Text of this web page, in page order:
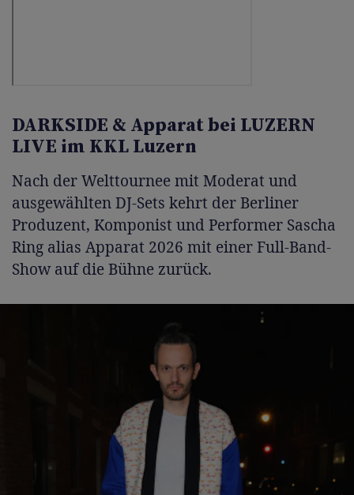
DARKSIDE & Apparat bei LUZERN
LIVE im KKL Luzern
Nach der Welttournee mit Moderat und
ausgewählten DJ-Sets kehrt der Berliner
Produzent, Komponist und Performer Sascha
Ring alias Apparat 2026 mit einer Full-Band-
Show auf die Bühne zurück.